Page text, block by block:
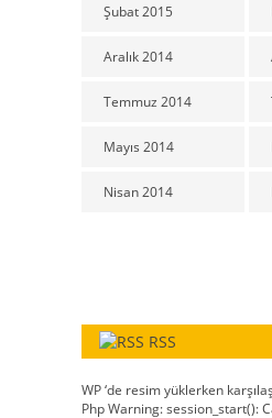
Şubat 2015
Aralık 2014
Temmuz 2014
Mayıs 2014
Nisan 2014
RSS
WP ‘de resim yüklerken
Php Warning: session_start():